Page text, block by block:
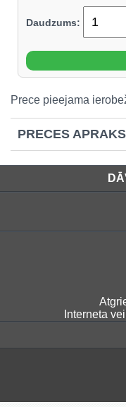
Daudzums:
Prece pieejama
PRECES
Interneta